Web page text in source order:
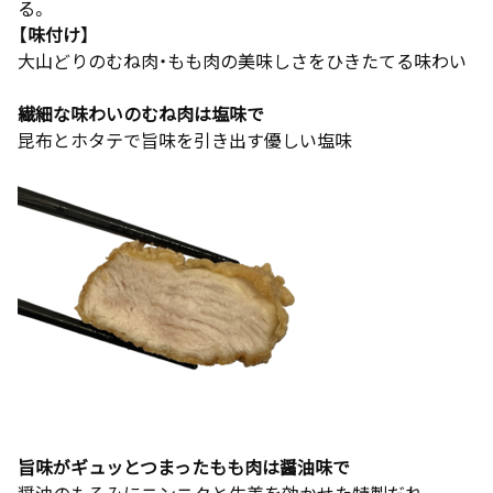
る。
【味付け】
大山どりのむね肉・もも肉の美味しさをひきたてる味わい
繊細な味わいのむね肉は塩味で
昆布とホタテで旨味を引き出す優しい塩味
旨味がギュッとつまったもも肉は醤油味で